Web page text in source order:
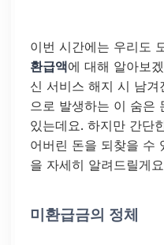
이번 시간에는 우리도
환급액에 대해 알아보
신 서비스 해지 시 남
으로 발생하는 이 숨은
있는데요. 하지만 간단
어버린 돈을 되찾을 수
을 자세히 알려드릴게
미환급금의 정체